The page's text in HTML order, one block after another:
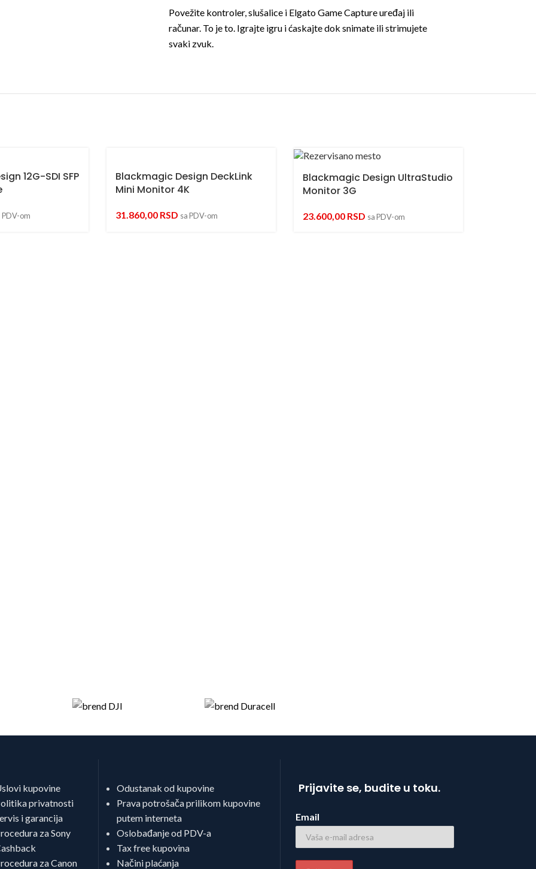
Povežite kontroler, slušalice i Elgato Game Capture uređaj ili
računar. To je to. Igrajte igru i ćaskajte dok snimate ili strimujete
svaki zvuk.
12G-SDI SFP
PDV-om
Blackmagic Design DeckLink
Mini Monitor 4K
31.860,00 RSD sa PDV-om
Blackmagic Design UltraStudio
Monitor 3G
23.600,00 RSD sa PDV-om
kupovine
privatnosti
i garancija
za Sony
za Canon
Odustanak od kupovine
Prava potrošača prilikom kupovine
putem interneta
Oslobađanje od PDV-a
Tax free kupovina
Načini plaćanja
Prijavite se, budite u toku.
Email